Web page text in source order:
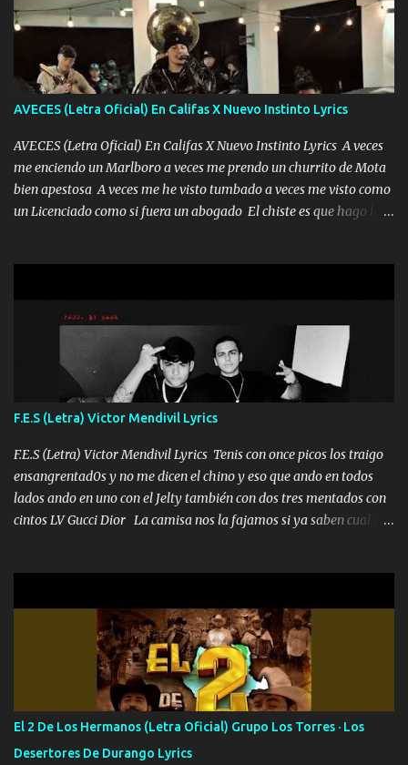
para dar ya estando en tu ciudad no habrá quien lo detenga si las
copas van de más vayamos a un lugar y cerremos las puertas
Entre alcohol y besos se va incrementado el Fuego en esa
habitación ya no mires más el reloj Única por donde vas me curas
tú mi mal moviendo tu silueta no hay otra que te sea igual te ves
tan especial por eso es que me tientas Aquí estoy no dejaré que se
te acerque nadie porque solo yo tendre el candado 🔒 del a...
AVECES (Letra Oficial) En Califas X Nuevo Instinto Lyrics
AVECES (Letra Oficial) En Califas X Nuevo Instinto Lyrics A veces
me enciendo un Marlboro a veces me prendo un churrito de Mota
bien apestosa A veces me he visto tumbado a veces me visto como
un Licenciado como si fuera un abogado El chiste es que hago lo
corriente no quieren verte subir de level trucha mis plebes Música
A veces me pongo un sombrero a veces me ven la cachucha de lado
con la mirada siempre en alto A veces me fajó una super o a veces
me fajó una Glock siempre armado todas las generaciones yo
traigo El chiste es que hago lo que quiero pues así soy me mandó
yo tengo el control a todos yo les paro el dedo soy hocicon un
malcriado un malandrón Que Les importa no saben nada falsas
las risas las que me miran hay gente corriente no quieren ve...
F.E.S (Letra) Victor Mendivil Lyrics
F.E.S (Letra) Victor Mendivil Lyrics Tenis con once picos los traigo
ensangrentad0s y no me dicen el chino y eso que ando en todos
lados ando en uno con el Jelty también con dos tres mentados con
cintos LV Gucci Dior La camisa nos la fajamos si ya saben cual es
estándares 110 mil records de pistas no me falta mucho para
verme en las revistas Ya pasé Italia Japón Madrid Milán y también
Francia ropa de 100.000 bolas Louis vuitton es mi fragancia
repleta de presidentes la bolsa estoy en mi pic si no se han dado
cuenta chequeen gráficas del kitch
El 2 De Los Hermanos (Letra Oficial) Grupo Los Torres · Los
Desertores De Durango Lyrics